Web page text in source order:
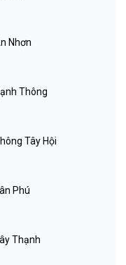
Nhơn
Thông
Tây Hội
Phú
Thạnh